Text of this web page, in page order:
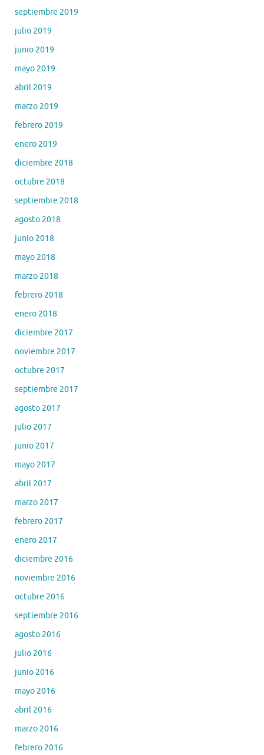
septiembre 2019
julio 2019
junio 2019
mayo 2019
abril 2019
marzo 2019
febrero 2019
enero 2019
diciembre 2018
octubre 2018
septiembre 2018
agosto 2018
junio 2018
mayo 2018
marzo 2018
febrero 2018
enero 2018
diciembre 2017
noviembre 2017
octubre 2017
septiembre 2017
agosto 2017
julio 2017
junio 2017
mayo 2017
abril 2017
marzo 2017
febrero 2017
enero 2017
diciembre 2016
noviembre 2016
octubre 2016
septiembre 2016
agosto 2016
julio 2016
junio 2016
mayo 2016
abril 2016
marzo 2016
febrero 2016